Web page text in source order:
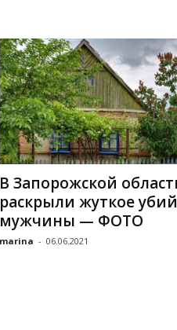
В Запорожской
раскрыли жуткое
мужчины — ФОТО
marina - 06.06.2021